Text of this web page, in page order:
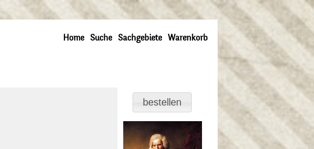
Home Suche Sachgebiete Warenkorb